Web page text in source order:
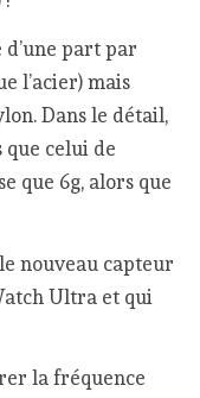
part par
l’acier) mais
Dans le détail,
que celui de
que 6g, alors que
nouveau capteur
Ultra et qui
la fréquence